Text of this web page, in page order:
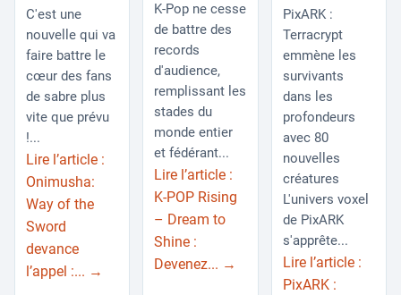
C'est une
nouvelle qui va
faire battre le
cœur des fans
de sabre plus
vite que prévu
!...
Lire l’article :
Onimusha:
Way of the
Sword
devance
l’appel :... →
K-Pop ne cesse
de battre des
records
d'audience,
remplissant les
stades du
monde entier
et fédérant...
Lire l’article :
K-POP Rising
– Dream to
Shine :
Devenez... →
PixARK :
Terracrypt
emmène les
survivants
dans les
profondeurs
avec 80
nouvelles
créatures
L'univers voxel
de PixARK
s'apprête...
Lire l’article :
PixARK :